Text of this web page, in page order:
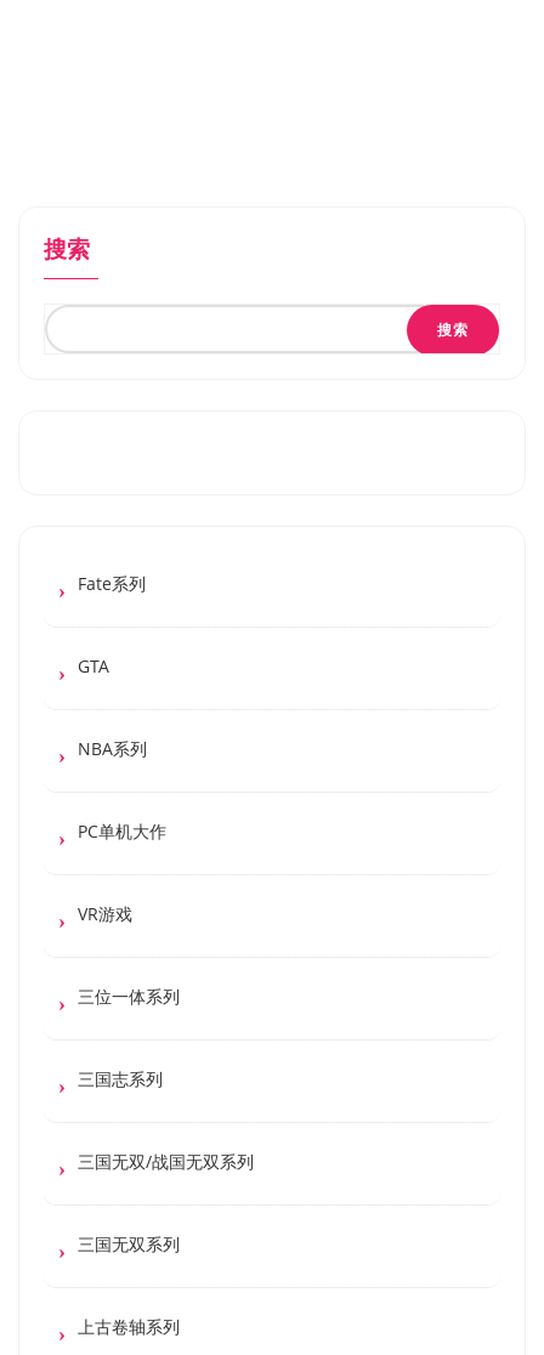
搜索
搜索
Fate系列
GTA
NBA系列
PC单机大作
VR游戏
三位一体系列
三国志系列
三国无双/战国无双系列
三国无双系列
上古卷轴系列